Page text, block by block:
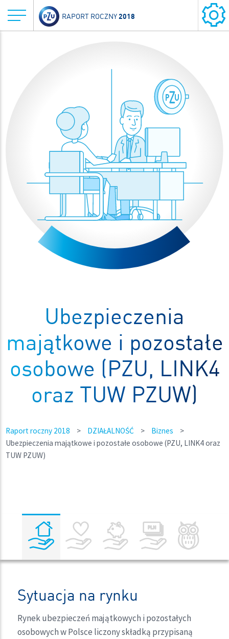
RAPORT ROCZNY2018
Ubezpieczenia
majątkowe i pozostałe
osobowe (PZU, LINK4
oraz TUW PZUW)
Raport roczny 2018 > DZIAŁALNOŚĆ > Biznes
>
Ubezpieczenia majątkowe i pozostałe osobowe (PZU, LINK4 oraz
TUW PZUW)
Sytuacja na rynku
Rynek ubezpieczeń majątkowych i pozostałych
osobowych w Polsce liczony składką przypisaną